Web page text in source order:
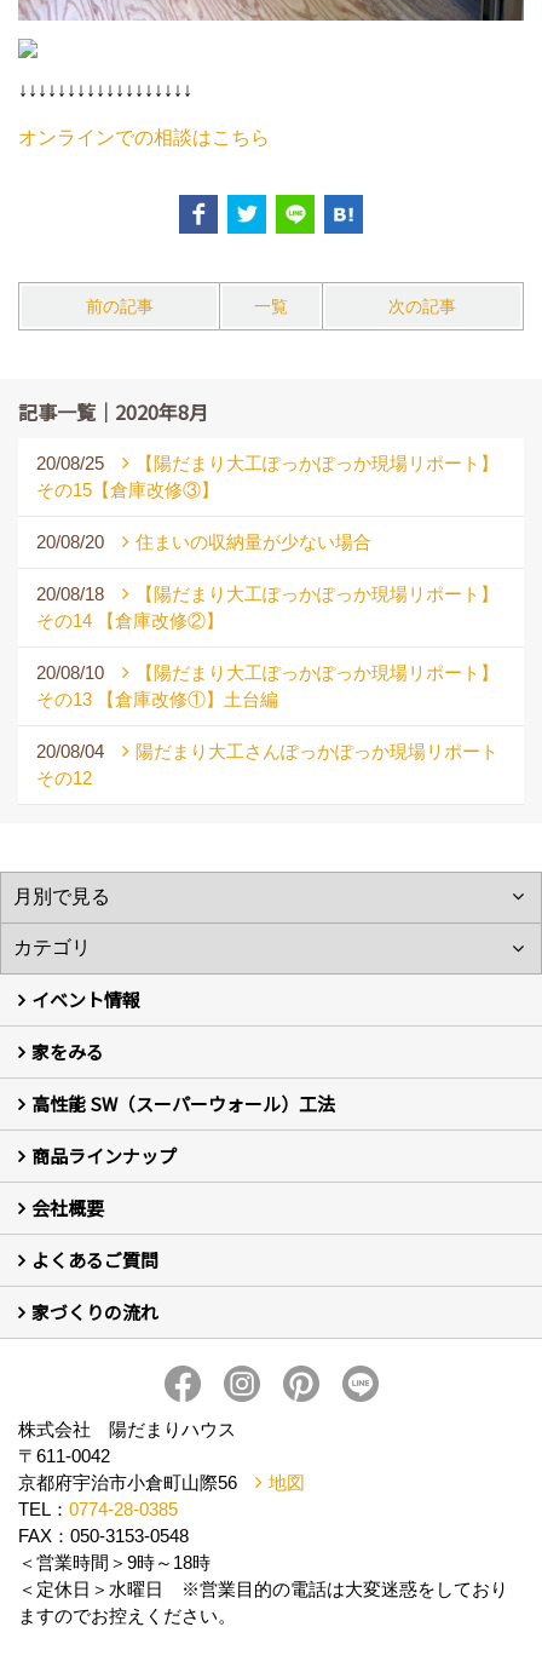
↓↓↓↓↓↓↓↓↓↓↓↓↓↓↓↓↓↓
オンラインでの相談はこちら
前の記事 一覧 次の記事
記事一覧｜2020年8月
20/08/25
【陽だまり大工ぽっかぽっか現場リポート】
その15【倉庫改修③】
20/08/20 住まいの収納量が少ない場合
20/08/18
【陽だまり大工ぽっかぽっか現場リポート】
その14 【倉庫改修②】
20/08/10
【陽だまり大工ぽっかぽっか現場リポート】
その13 【倉庫改修①】土台編
20/08/04
陽だまり大工さんぽっかぽっか現場リポート
その12
イベント情報
イベント予告
イベント報告
家をみる
フォトギャラリー
現場レポート
お客様の声
高性能 SW（スーパーウォール）工法
新築住宅の制振SW工法
セミ新築のSW工法（断熱リノベーション）
商品ラインナップ
セミ新築 (商標登録第6729704号) Hi・da・ma・ri の家
完全自由設計 注文住宅
自然素材の家 注文住宅
T-CLASS-北欧風セレクト住宅
会社概要
はじめての方 社長の想い
会社の歴史・陽だまりハウスの意味とは？
スタッフ紹介
スタッフブログ
会社情報
アクセス
会社紹介の動画
プライバシーポリシー
よくあるご質問
新築について (10)
リフォームについて (2)
家づくりの流れ
株式会社 陽だまりハウス
〒611-0042
京都府宇治市小倉町山際56
地図
TEL： 0774-28-0385
FAX：050-3153-0548
＜営業時間＞9時～18時
＜定休日＞水曜日 ※営業目的の電話は大変迷惑をしており
ますのでお控えください。